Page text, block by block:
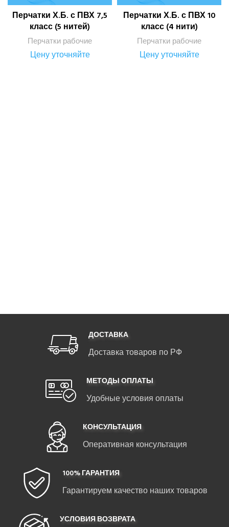
Перчатки Х.Б. с ПВХ 7,5
класс (5 нитей)
Перчатки рабочие
Цену уточняйте
Перчатки Х.Б. с ПВХ 10
класс (4 нити)
Перчатки рабочие
Цену уточняйте
ДОСТАВКА
Доставка товаров по РФ
МЕТОДЫ ОПЛАТЫ
Удобные условия оплаты
КОНСУЛЬТАЦИЯ
Оперативная консультация
100% ГАРАНТИЯ
Гарантируем качество наших товаров
УСЛОВИЯ ВОЗВРАТА